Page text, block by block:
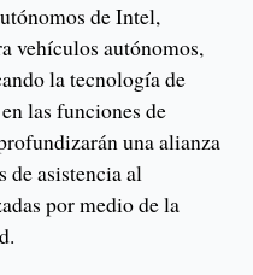
de Intel,
vehículos autónomos,
la tecnología de
las funciones de
una alianza
de asistencia al
por medio de la